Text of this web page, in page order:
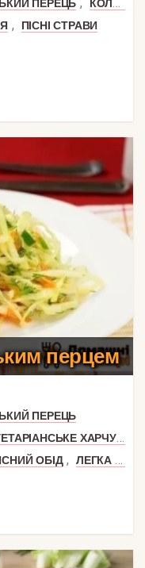
ПЕРЕЦЬ
КОЛЬОРОВА КАПУСТА
,
ПІСНІ СТРАВИ
перцем
ПЕРЕЦЬ
ХАРЧУВАННЯ
ОБІД ,
ЛЕГКА ВЕЧЕРЯ